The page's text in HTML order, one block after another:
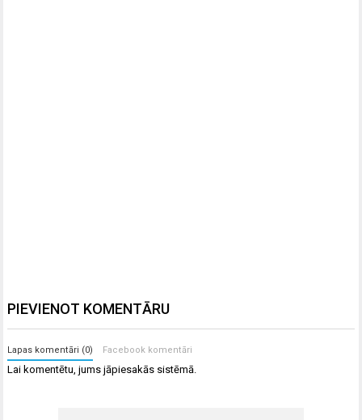
PIEVIENOT KOMENTĀRU
Lapas komentāri (0) Facebook komentāri
Lai komentētu, jumsjāpiesakās sistēmā.